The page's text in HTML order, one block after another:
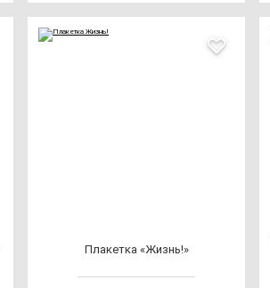
Пла­кет­ка «Жизнь!»